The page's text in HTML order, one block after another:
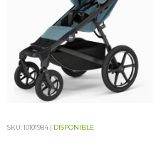
SKU: 10101984 | DISPONIBLE